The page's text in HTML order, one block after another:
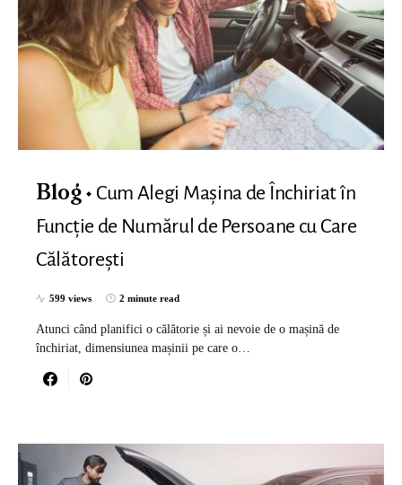
Blog
Cum Alegi Mașina de Închiriat în
Funcție de Numărul de Persoane cu Care
Călătorești
599 views 2 minute read
Atunci când planifici o călătorie și ai nevoie de o mașină de
închiriat, dimensiunea mașinii pe care o…